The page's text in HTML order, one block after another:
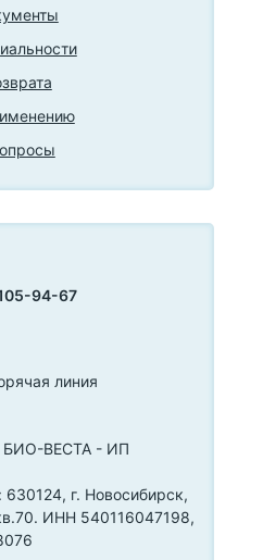
94-67
линия
БИО-ВЕСТА - ИП
г. Новосибирск,
ИНН 540116047198,